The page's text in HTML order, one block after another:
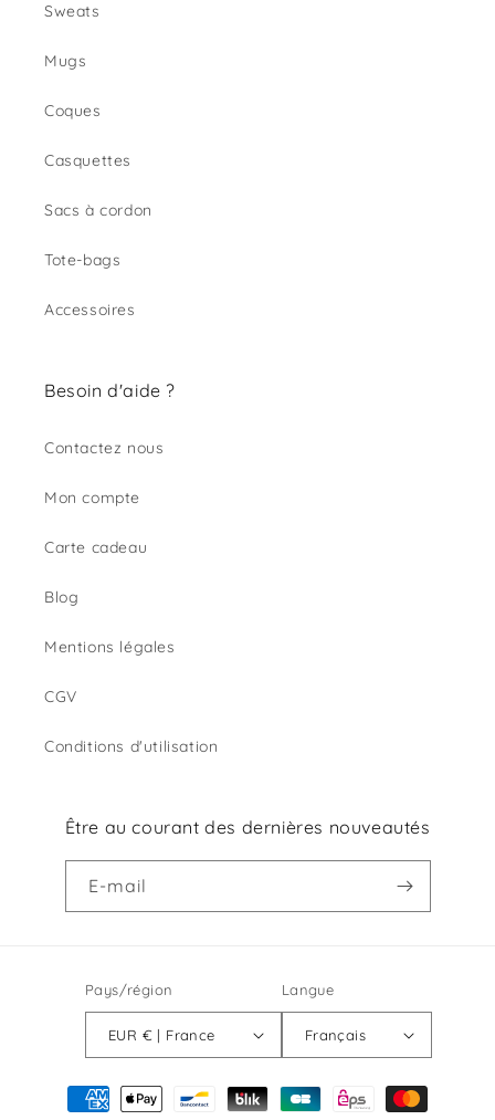
Sweats
Mugs
Coques
Casquettes
Sacs à cordon
Tote-bags
Accessoires
Besoin d'aide ?
Contactez nous
Mon compte
Carte cadeau
Blog
Mentions légales
CGV
Conditions d'utilisation
Être au courant des dernières nouveautés
E-mail
Pays/région
EUR € | France
Langue
Français
Moyens